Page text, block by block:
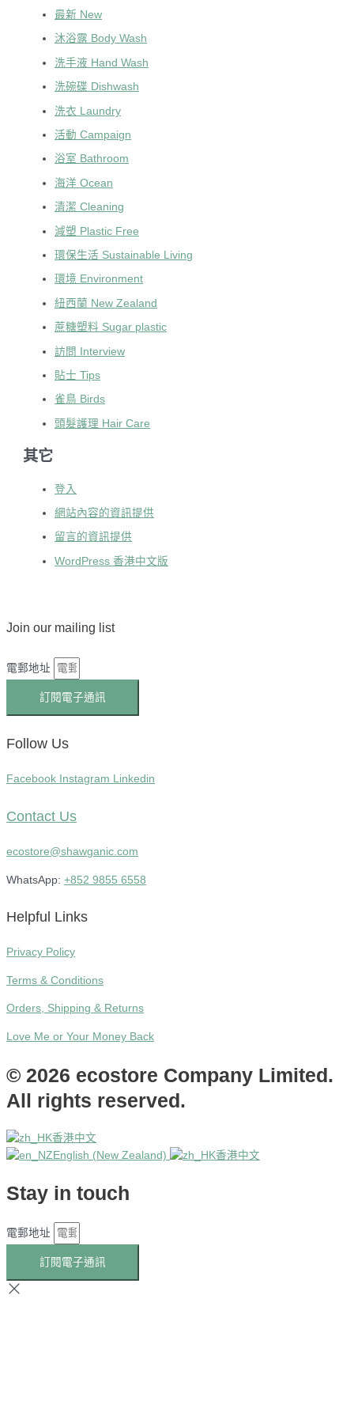
最新 New
沐浴露 Body Wash
洗手液 Hand Wash
洗碗碟 Dishwash
洗衣 Laundry
活動 Campaign
浴室 Bathroom
海洋 Ocean
清潔 Cleaning
減塑 Plastic Free
環保生活 Sustainable Living
環境 Environment
紐西蘭 New Zealand
蔗糖塑料 Sugar plastic
訪問 Interview
貼士 Tips
雀鳥 Birds
頭髮護理 Hair Care
其它
登入
網站內容的資訊提供
留言的資訊提供
WordPress 香港中文版
Join our mailing list
電郵地址
訂閱電子通訊
Follow Us
Facebook Instagram Linkedin
Contact Us
ecostore@shawganic.com
WhatsApp: +852 9855 6558
Helpful Links
Privacy Policy
Terms & Conditions
Orders, Shipping & Returns
Love Me or Your Money Back
© 2026 ecostore Company Limited.
All rights reserved.
香港中文
English (New Zealand)
香港中文
Stay in touch
電郵地址
訂閱電子通訊